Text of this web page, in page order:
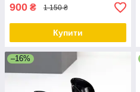
900 ₴ 1 150 ₴
Купити
–16%